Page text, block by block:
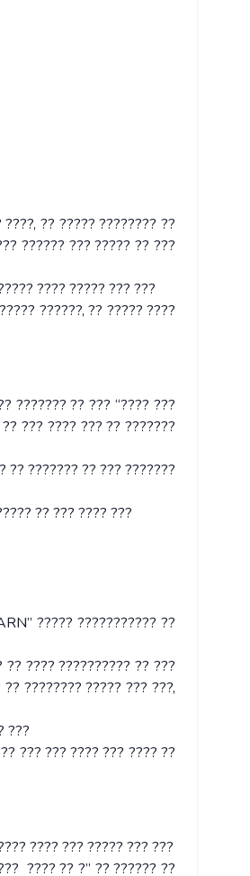
?? ????? ???????? ??
?????? ??? ????? ?? ???
???? ????? ??? ???
??????, ?? ????? ????
??????? ?? ??? “???? ???
??? ???? ??? ?? ???????
?? ??????? ?? ??? ???????
?? ??? ???? ???
????? ??????????? ??
???? ?????????? ?? ???
???????? ????? ??? ???,
???
??? ??? ???? ??? ???? ??
???? ??? ????? ??? ???
???? ?? ?” ?? ?????? ??